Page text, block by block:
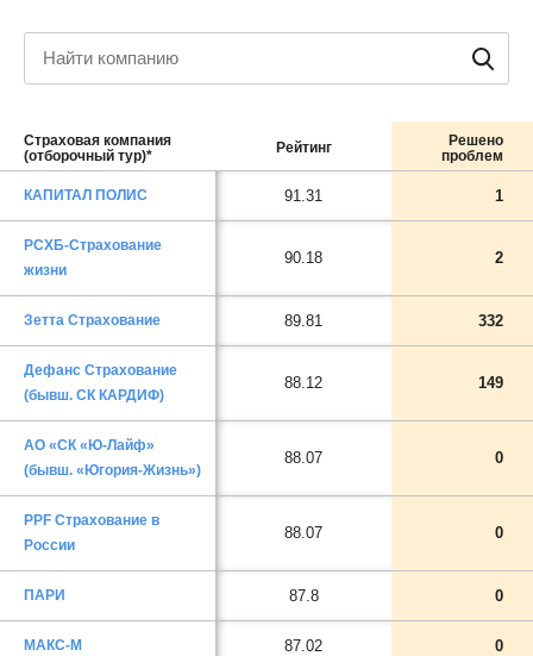
Страховая компания
(отборочный тур)*
Рейтинг
Решено
проблем
КАПИТАЛ ПОЛИС 91.31 1
РСХБ-Страхование
жизни
90.18 2
Зетта Страхование 89.81 332
Дефанс Страхование
(бывш. СК КАРДИФ)
88.12 149
АО «СК «Ю-Лайф»
(бывш. «Югория-Жизнь»)
88.07 0
PPF Страхование в
России
88.07 0
ПАРИ 87.8 0
МАКС-М 87.02 0